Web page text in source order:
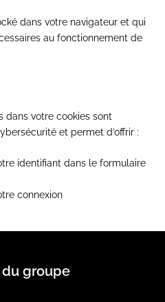
dans votre navigateur et qui
au fonctionnement de
dans votre cookies sont
et permet d’offrir :
identifiant dans le formulaire
connexion
du groupe